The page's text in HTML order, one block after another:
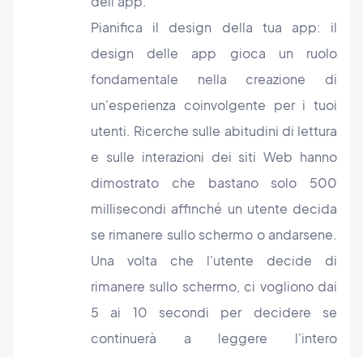
Pianifica il design della tua app: il
design delle app gioca un ruolo
fondamentale nella creazione di
un'esperienza coinvolgente per i tuoi
utenti. Ricerche sulle abitudini di lettura
e sulle interazioni dei siti Web hanno
dimostrato che bastano solo 500
millisecondi affinché un utente decida
se rimanere sullo schermo o andarsene.
Una volta che l'utente decide di
rimanere sullo schermo, ci vogliono dai
5 ai 10 secondi per decidere se
continuerà a leggere l'intero